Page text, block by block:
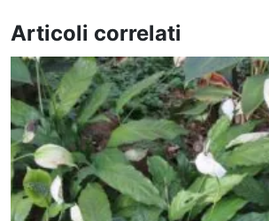
Articoli correlati